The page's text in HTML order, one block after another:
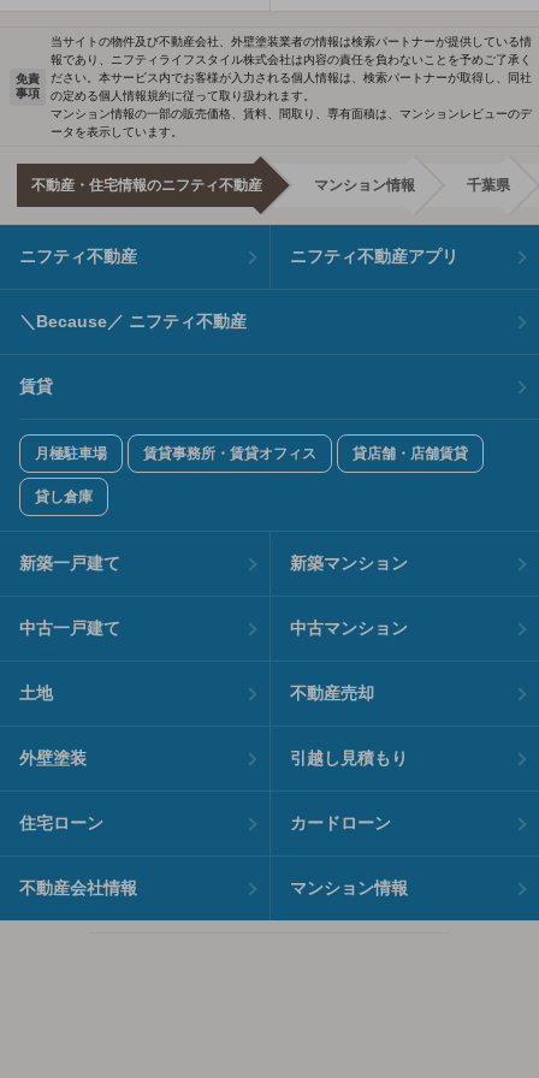
免責
事項
当サイトの物件及び不動産会社、外壁塗装業者の情報は検索パートナーが提供している情
報であり、ニフティライフスタイル株式会社は内容の責任を負わないことを予めご了承く
ださい。本サービス内でお客様が入力される個人情報は、検索パートナーが取得し、同社
の定める個人情報規約に従って取り扱われます。
マンション情報の一部の販売価格、賃料、間取り、専有面積は、マンションレビューのデ
ータを表示しています。
不動産・住宅情報のニフティ不動産 マンション情報 千葉県
ニフティ不動産 ニフティ不動産アプリ
＼Because／ ニフティ不動産
賃貸
月極駐車場 賃貸事務所・賃貸オフィス 貸店舗・店舗賃貸
貸し倉庫
新築一戸建て 新築マンション
中古一戸建て 中古マンション
土地 不動産売却
外壁塗装 引越し見積もり
住宅ローン カードローン
不動産会社情報 マンション情報